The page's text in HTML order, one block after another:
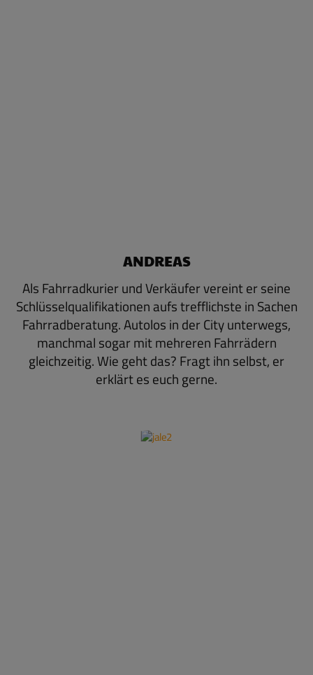
ANDREAS
Als Fahrradkurier und Verkäufer vereint er seine
Schlüsselqualifikationen aufs trefflichste in Sachen
Fahrradberatung. Autolos in der City unterwegs,
manchmal sogar mit mehreren Fahrrädern
gleichzeitig. Wie geht das? Fragt ihn selbst, er
erklärt es euch gerne.